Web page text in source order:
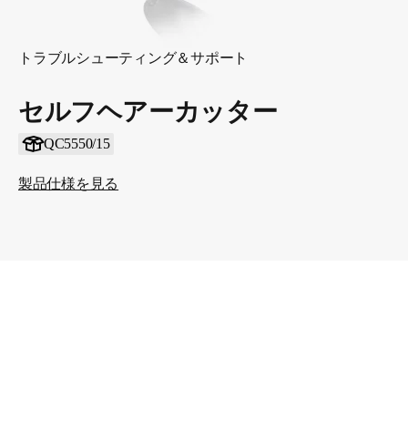
トラブルシューティング＆サポート
セルフヘアーカッター
QC5550/15
製品仕様を見る